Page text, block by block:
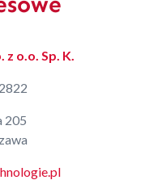
o.o. Sp. K.
205